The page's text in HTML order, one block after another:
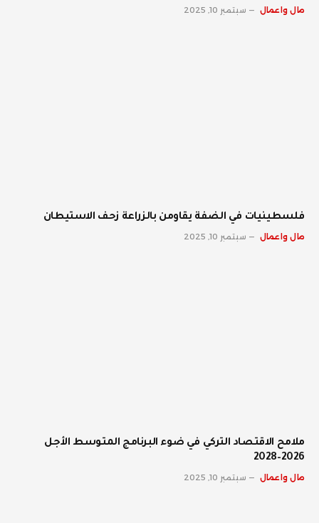
مال واعمال سبتمبر 10, 2025
فلسطينيات في الضفة يقاومن بالزراعة زحف الاستيطان
مال واعمال سبتمبر 10, 2025
ملامح الاقتصاد التركي في ضوء البرنامج المتوسط الأجل
2026–2028
مال واعمال سبتمبر 10, 2025